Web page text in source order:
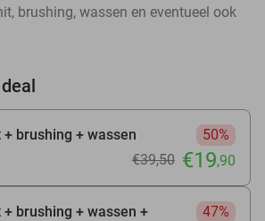
brushing, wassen en eventueel ook
brushing + wassen
50%
€39,50 €19,90
brushing + wassen +
47%